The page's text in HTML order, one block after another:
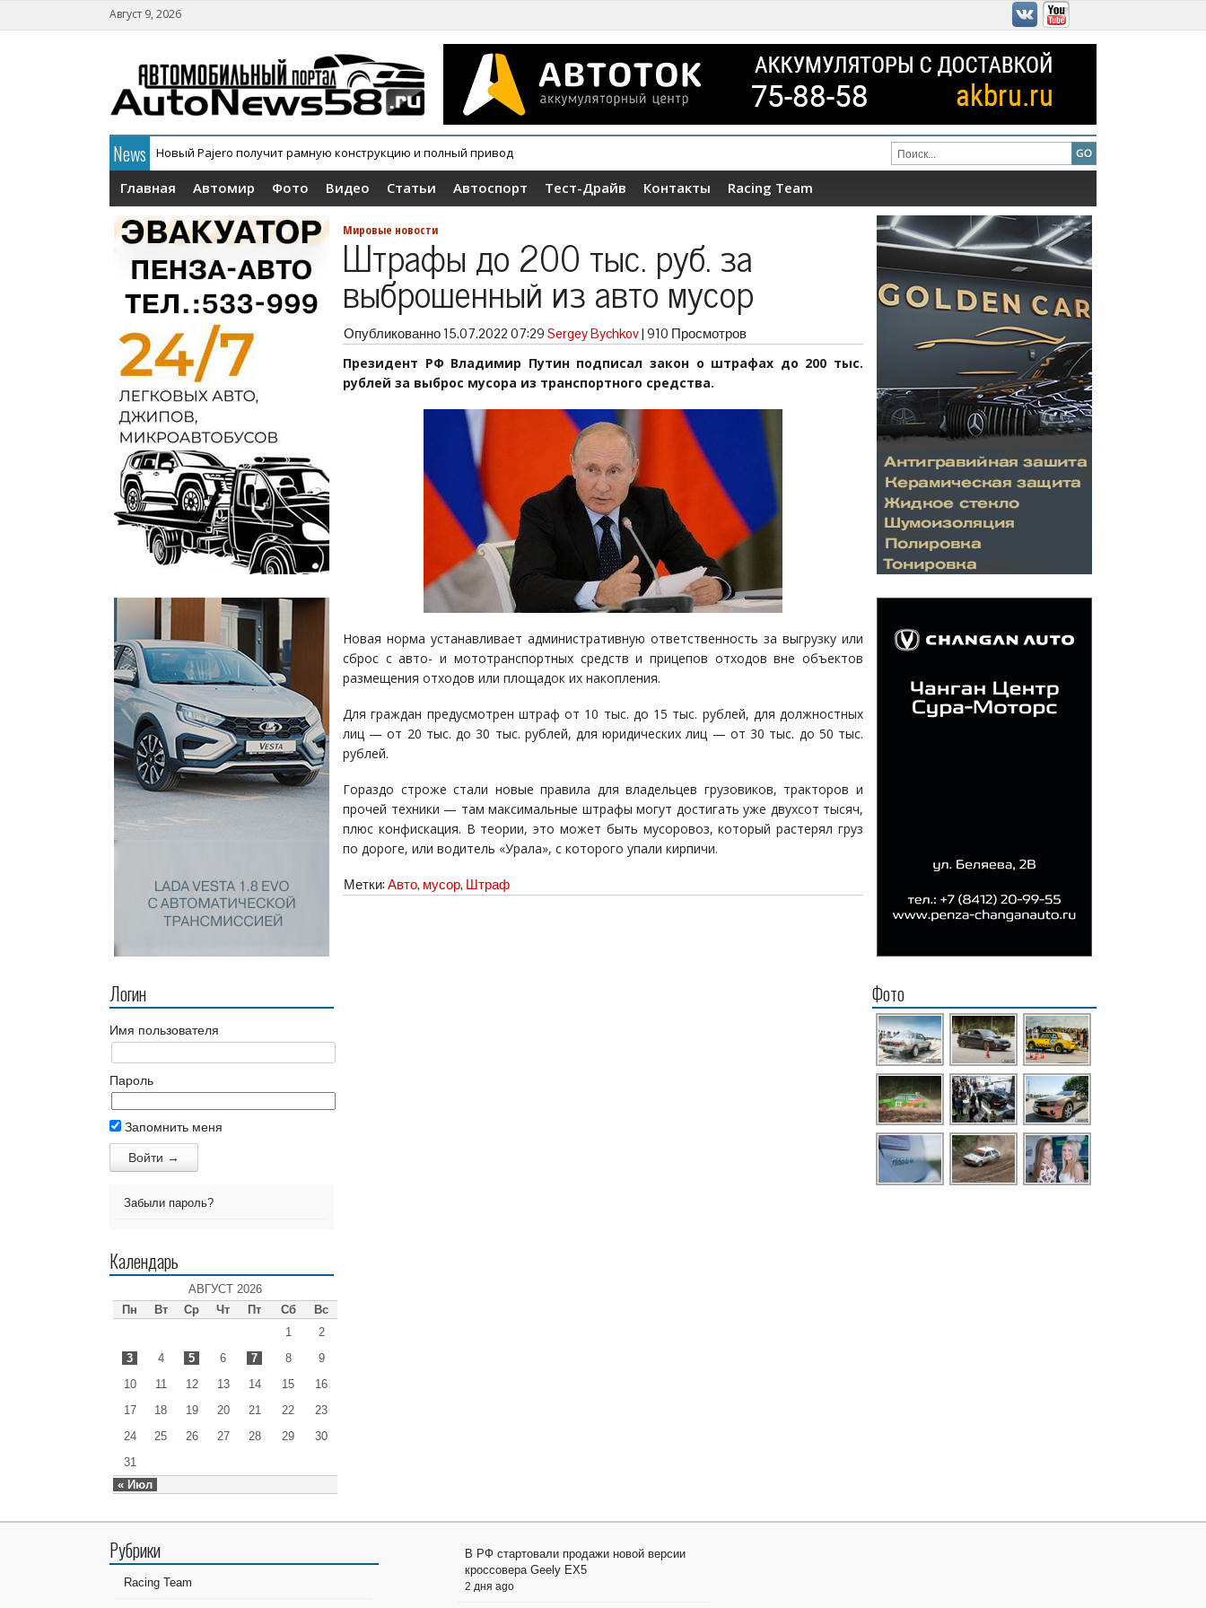
Август 9, 2026
News
Новый Pajero получит рамную конструкцию и полный привод
В России официально дебютировал кроссовер Wey V9X
Главная Автомир Фото Видео Статьи Автоспорт Тест-Драйв Контакты Racing Team
Логин
Имя пользователя
Пароль
Запомнить меня
Забыли пароль?
Календарь
АВГУСТ 2026
Пн
Вт Ср Чт Пт Сб Вс
« Июл
1
2
3
4 5 6 7 8
9
10
11 12 13 14 15
16
17
18 19 20 21 22
23
24
25 26 27 28 29
30
31
Мировые новости
Штрафы до 200 тыс. руб. за
выброшенный из авто мусор
Опубликованно 15.07.2022 07:29 Sergey Bychkov| 910 Просмотров
Президент РФ Владимир Путин подписал закон о штрафах до 200 тыс.
рублей за выброс мусора из транспортного средства.
Новая норма устанавливает административную ответственность за выгрузку или
сброс с авто- и мототранспортных средств и прицепов отходов вне объектов
размещения отходов или площадок их накопления.
Для граждан предусмотрен штраф от 10 тыс. до 15 тыс. рублей, для должностных
лиц — от 20 тыс. до 30 тыс. рублей, для юридических лиц — от 30 тыс. до 50 тыс.
рублей.
Гораздо строже стали новые правила для владельцев грузовиков, тракторов и
прочей техники — там максимальные штрафы могут достигать уже двухсот тысяч,
плюс конфискация. В теории, это может быть мусоровоз, который растерял груз
по дороге, или водитель «Урала», с которого упали кирпичи.
Метки: Авто, мусор, Штраф
Фото
Рубрики
Racing Team
В РФ стартовали продажи новой версии
кроссовера Geely EX5
2 дня ago